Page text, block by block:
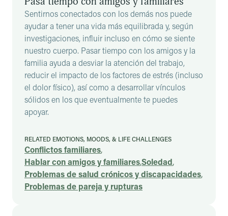
Sentirnos conectados con los demás nos puede
ayudar a tener una vida más equilibrada y, según
investigaciones, influir incluso en cómo se siente
nuestro cuerpo. Pasar tiempo con los amigos y la
familia ayuda a desviar la atención del trabajo,
reducir el impacto de los factores de estrés (incluso
el dolor físico), así como a desarrollar vínculos
sólidos en los que eventualmente te puedes
apoyar.
RELATED EMOTIONS, MOODS, & LIFE CHALLENGES
Conflictos familiares,
Hablar con amigos y familiares,Soledad,
Problemas de salud crónicos y discapacidades,
Problemas de pareja y rupturas